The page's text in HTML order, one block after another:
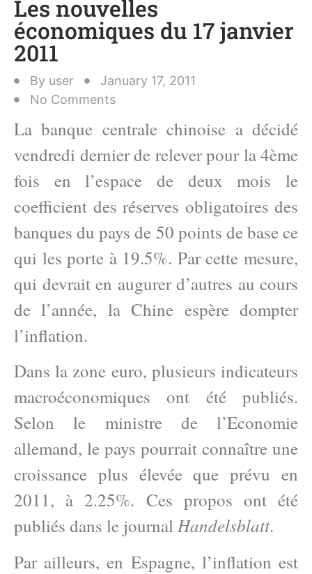
Les nouvelles
économiques du 17 janvier
2011
By user
January 17, 2011
No Comments
La banque centrale chinoise a décidé
vendredi dernier de relever pour la 4ème
fois en l’espace de deux mois le
coefficient des réserves obligatoires des
banques du pays de 50 points de base ce
qui les porte à 19.5%. Par cette mesure,
qui devrait en augurer d’autres au cours
de l’année, la Chine espère dompter
l’inflation.
Dans la zone euro, plusieurs indicateurs
macroéconomiques ont été publiés.
Selon le ministre de l’Economie
allemand, le pays pourrait connaître une
croissance plus élevée que prévu en
2011, à 2.25%. Ces propos ont été
publiés dans le journal Handelsblatt.
Par ailleurs, en Espagne, l’inflation est